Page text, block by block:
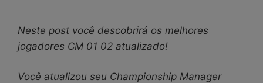
Neste post você descobrirá os melhores
jogadores CM 01 02 atualizado!
Você atualizou seu Championship Manager